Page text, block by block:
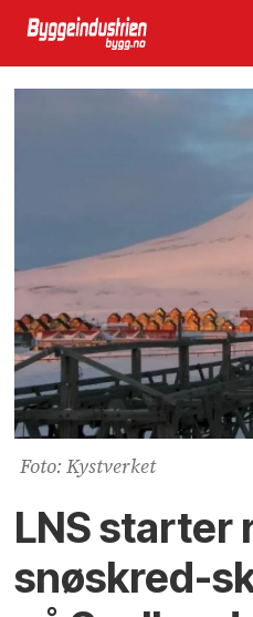
Foto: Kystverket
LNS starter
snøskred-